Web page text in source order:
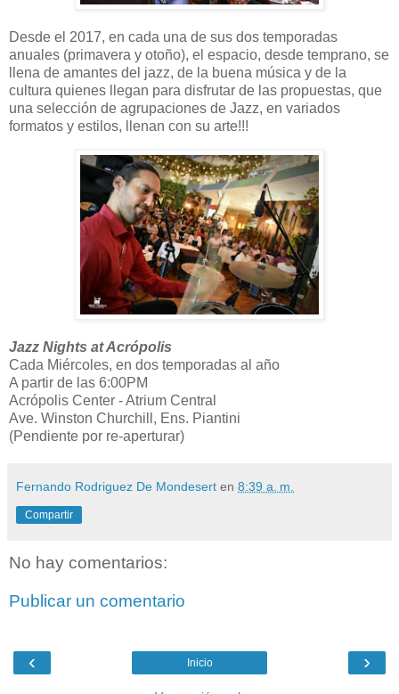
Desde el 2017, en cada una de sus dos temporadas
anuales (primavera y otoño), el espacio, desde temprano, se
llena de amantes del jazz, de la buena música y de la
cultura quienes llegan para disfrutar de las propuestas, que
una selección de agrupaciones de Jazz, en variados
formatos y estilos, llenan con su arte!!!
Jazz Nights at Acrópolis
Cada Miércoles, en dos temporadas al año
A partir de las 6:00PM
Acrópolis Center - Atrium Central
Ave. Winston Churchill, Ens. Piantini
(Pendiente por re-aperturar)
Fernando Rodriguez De Mondesert en 8:39 a. m.
Compartir
No hay comentarios:
Publicar un comentario
‹ ›
Inicio